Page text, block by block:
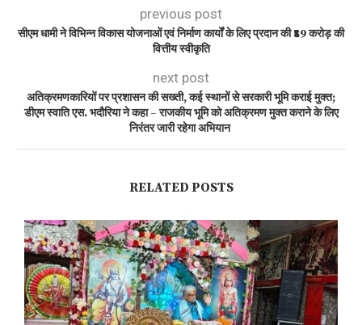
previous post
सीएम धामी ने विभिन्न विकास योजनाओं एवं निर्माण कार्यों के लिए प्रदान की ₹89 करोड़ की
वित्तीय स्वीकृति
next post
अतिक्रमणकारियों पर प्रशासन की सख्ती, कई स्थानों से सरकारी भूमि कराई मुक्त;
डीएम स्वाति एस. भदौरिया ने कहा – राजकीय भूमि को अतिक्रमण मुक्त कराने के लिए
निरंतर जारी रहेगा अभियान
RELATED POSTS